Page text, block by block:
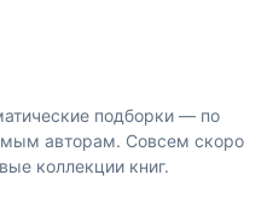
подборки — по
авторам. Совсем скоро
коллекции книг.